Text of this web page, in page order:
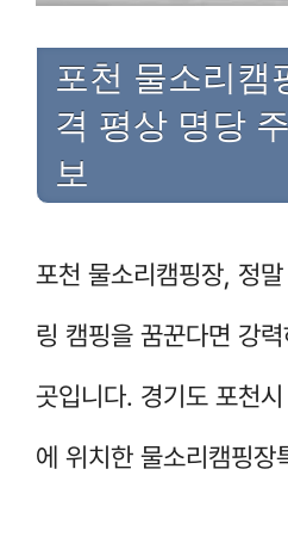
포천 물소리캠
격 평상 명당
보
포천 물소리캠핑장, 정
링 캠핑을 꿈꾼다면 강
곳입니다. 경기도 포천
에 위치한 물소리캠핑장